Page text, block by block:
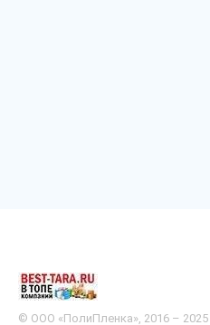
© ООО «ПолиПленка», 2016 – 2025